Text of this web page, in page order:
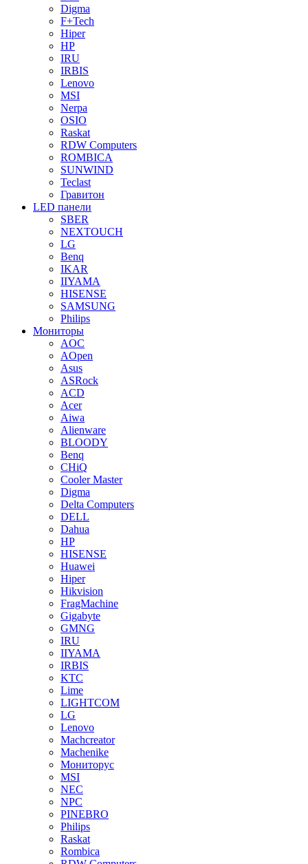
Digma
F+Tech
Hiper
HP
IRU
IRBIS
Lenovo
MSI
Nerpa
OSIO
Raskat
RDW Computers
ROMBICA
SUNWIND
Teclast
Гравитон
LED панели
SBER
NEXTOUCH
LG
Benq
IKAR
IIYAMA
HISENSE
SAMSUNG
Philips
Мониторы
AOC
AOpen
Asus
ASRock
ACD
Acer
Aiwa
Alienware
BLOODY
Benq
CHiQ
Cooler Master
Digma
Delta Computers
DELL
Dahua
HP
HISENSE
Huawei
Hiper
Hikvision
FragMachine
Gigabyte
GMNG
IRU
IIYAMA
IRBIS
KTC
Lime
LIGHTCOM
LG
Lenovo
Machcreator
Machenike
Мониторус
MSI
NEC
NPC
PINEBRO
Philips
Raskat
Rombica